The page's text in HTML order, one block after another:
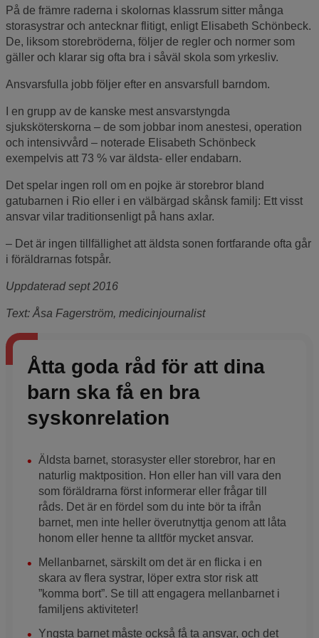
På de främre raderna i skolornas klassrum sitter många
storasystrar och antecknar flitigt, enligt Elisabeth Schönbeck.
De, liksom storebröderna, följer de regler och normer som
gäller och klarar sig ofta bra i såväl skola som yrkesliv.
Ansvarsfulla jobb följer efter en ansvarsfull barndom.
I en grupp av de kanske mest ansvarstyngda
sjuksköterskorna – de som jobbar inom anestesi, operation
och intensivvård – noterade Elisabeth Schönbeck
exempelvis att 73 % var äldsta- eller endabarn.
Det spelar ingen roll om en pojke är storebror bland
gatubarnen i Rio eller i en välbärgad skånsk familj: Ett visst
ansvar vilar traditionsenligt på hans axlar.
– Det är ingen tillfällighet att äldsta sonen fortfarande ofta går
i föräldrarnas fotspår.
Uppdaterad sept 2016
Text: Åsa Fagerström, medicinjournalist
Åtta goda råd för att dina
barn ska få en bra
syskonrelation
Äldsta barnet, storasyster eller storebror, har en
naturlig maktposition. Hon eller han vill vara den
som föräldrarna först informerar eller frågar till
råds. Det är en fördel som du inte bör ta ifrån
barnet, men inte heller överutnyttja genom att låta
honom eller henne ta alltför mycket ansvar.
Mellanbarnet, särskilt om det är en flicka i en
skara av flera systrar, löper extra stor risk att
”komma bort”. Se till att engagera mellanbarnet i
familjens aktiviteter!
Yngsta barnet måste också få ta ansvar, och det